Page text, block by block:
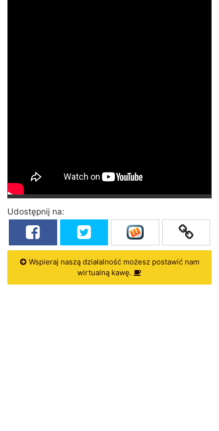
Udostępnij na:
Wspieraj naszą działalność możesz postawić nam
wirtualną kawę.